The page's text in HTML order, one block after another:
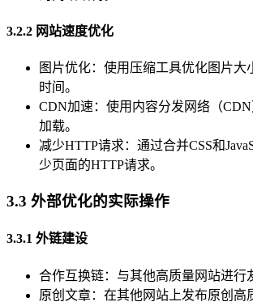
3.2.2 网站速度优化
图片优化：使用压缩工具优化图片大
时间。
CDN加速：使用内容分发网络（
加载。
减少HTTP请求：通过合并CSS和
少页面的HTTP请求。
3.3 外部优化的实际操作
3.3.1 外链建设
合作互换链：与其他高质量网站进行
原创文章：在其他网站上发布原创高